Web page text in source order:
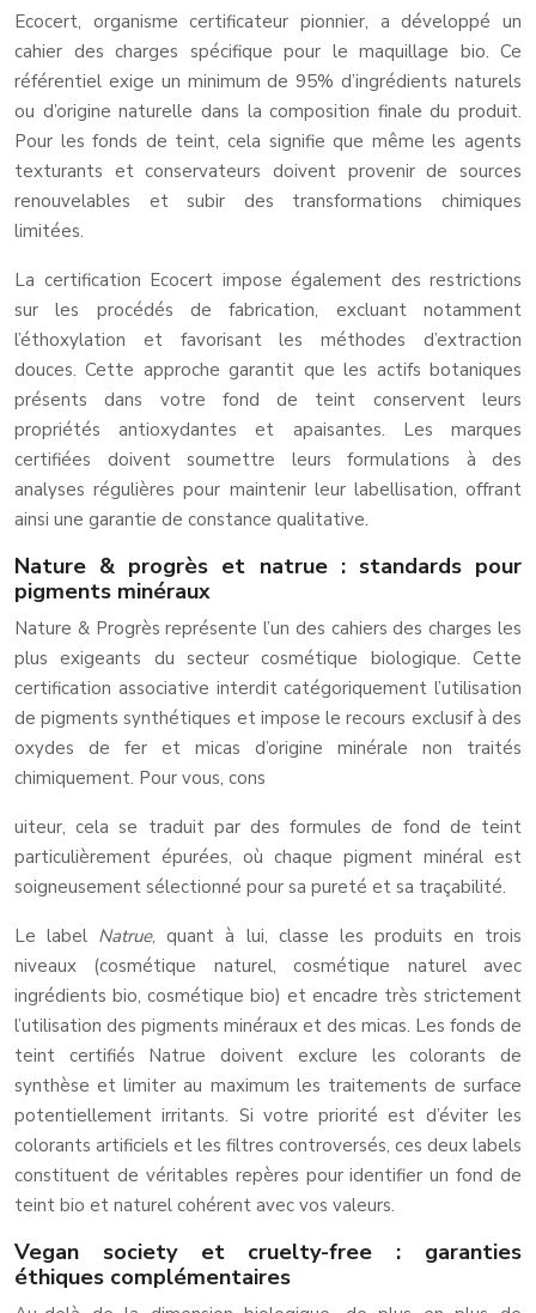
Ecocert, organisme certificateur pionnier, a développé un
cahier des charges spécifique pour le maquillage bio. Ce
référentiel exige un minimum de 95% d’ingrédients naturels
ou d’origine naturelle dans la composition finale du produit.
Pour les fonds de teint, cela signifie que même les agents
texturants et conservateurs doivent provenir de sources
renouvelables et subir des transformations chimiques
limitées.
La certification Ecocert impose également des restrictions
sur les procédés de fabrication, excluant notamment
l’éthoxylation et favorisant les méthodes d’extraction
douces. Cette approche garantit que les actifs botaniques
présents dans votre fond de teint conservent leurs
propriétés antioxydantes et apaisantes. Les marques
certifiées doivent soumettre leurs formulations à des
analyses régulières pour maintenir leur labellisation, offrant
ainsi une garantie de constance qualitative.
Nature & progrès et natrue : standards pour
pigments minéraux
Nature & Progrès représente l’un des cahiers des charges les
plus exigeants du secteur cosmétique biologique. Cette
certification associative interdit catégoriquement l’utilisation
de pigments synthétiques et impose le recours exclusif à des
oxydes de fer et micas d’origine minérale non traités
chimiquement. Pour vous, cons
uiteur, cela se traduit par des formules de fond de teint
particulièrement épurées, où chaque pigment minéral est
soigneusement sélectionné pour sa pureté et sa traçabilité.
Le label Natrue, quant à lui, classe les produits en trois
niveaux (cosmétique naturel, cosmétique naturel avec
ingrédients bio, cosmétique bio) et encadre très strictement
l’utilisation des pigments minéraux et des micas. Les fonds de
teint certifiés Natrue doivent exclure les colorants de
synthèse et limiter au maximum les traitements de surface
potentiellement irritants. Si votre priorité est d’éviter les
colorants artificiels et les filtres controversés, ces deux labels
constituent de véritables repères pour identifier un fond de
teint bio et naturel cohérent avec vos valeurs.
Vegan society et cruelty-free : garanties
éthiques complémentaires